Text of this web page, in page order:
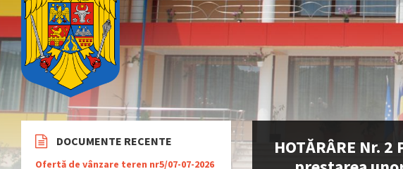
HOTĂRÂRE Nr.
DOCUMENTE RECENTE
Ofertă de vânzare teren nr5/07-07-2026